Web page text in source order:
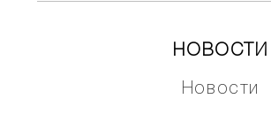
НОВОСТИ
Новости